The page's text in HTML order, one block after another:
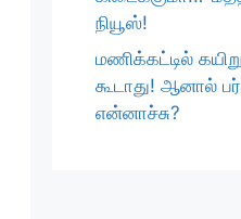
நியூஸ்!
மணிக்கட்டில்
கூடாது! ஆனால்
என்னாச்சு?